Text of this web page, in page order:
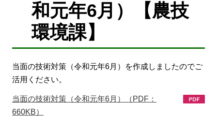
和元年6月）【農技
環境課】
当面の技術対策（令和元年6月）を作成しましたのでご
活用ください。
当面の技術対策（令和元年6月）（PDF：
660KB）